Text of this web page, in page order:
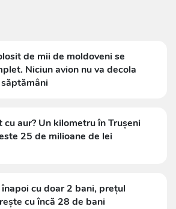
de mii de moldoveni se
Niciun avion nu va decola
cu aur? Un kilometru în Trușeni
25 de milioane de lei
cu doar 2 bani, prețul
cu încă 28 de bani